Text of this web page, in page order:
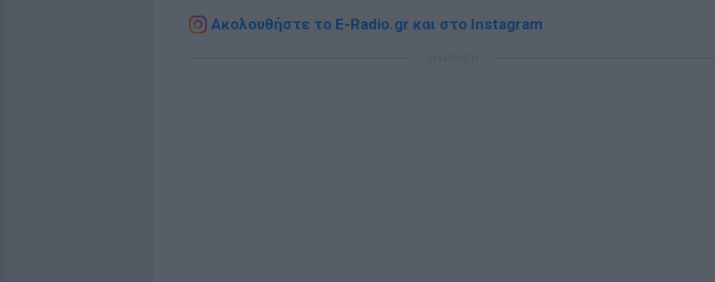
Ακολουθήστε το E-Radio.gr και στο Instagram